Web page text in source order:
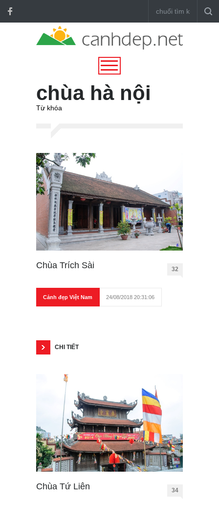
chùa hà nội
Từ khóa
Chùa Trích Sài 32
Cảnh đẹp Việt Nam 24/08/2018 20:31:06
CHI TIẾT
Chùa Tứ Liên 34